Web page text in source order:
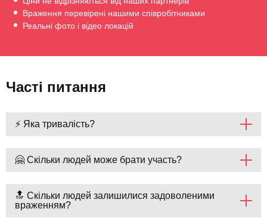
Враження перевірені нашими співробітниками
Реальні фото і відео локацій
Часті питання
⚡ Яка тривалість?
🤗 Скільки людей може брати участь?
🔝 Скільки людей залишилися задоволеними
враженням?